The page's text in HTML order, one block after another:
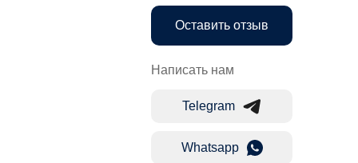
Оставить отзыв
Написать нам
Telegram
Whatsapp